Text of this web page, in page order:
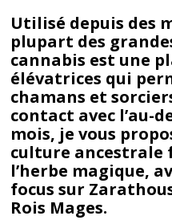
Utilisé depuis des
plupart des
cannabis est une
élévatrices qui
chamans et
contact avec l’au-
mois, je vous
culture ancestrale
l’herbe magique,
focus sur
Rois Mages.